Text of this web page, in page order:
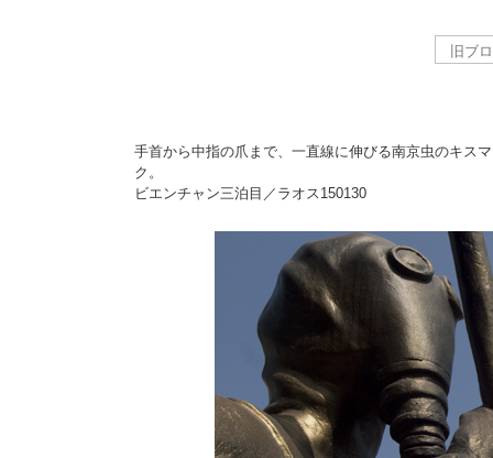
手首から中指の爪まで、一直線に伸びる南京虫のキス
ク。
ビエンチャン三泊目／ラオス150130